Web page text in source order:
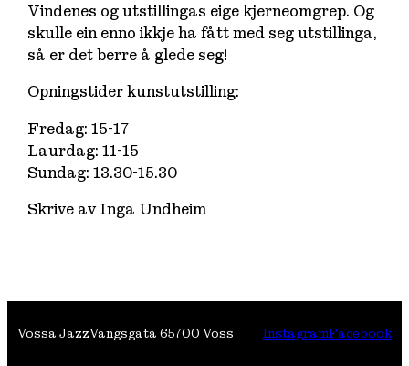
Vindenes og utstillingas eige kjerneomgrep. Og
skulle ein enno ikkje ha fått med seg utstillinga,
så er det berre å glede seg!
Opningstider kunstutstilling:
Fredag: 15-17
Laurdag: 11-15
Sundag: 13.30-15.30
Skrive av Inga Undheim
Vossa JazzVangsgata 65700 Voss InstagramFacebook